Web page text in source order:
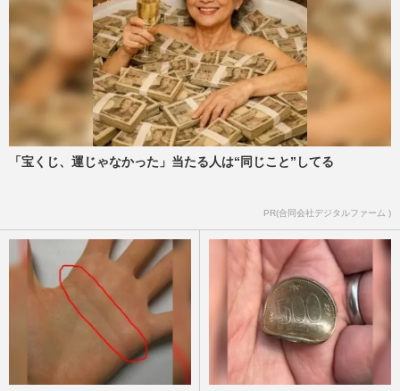
「宝くじ、運じゃなかった」当たる人は“同じこと”してる
PR(合同会社デジタルファーム )